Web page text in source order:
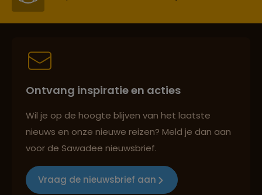
Reizen met oog voor mens, cultuur en milieu
Groepsreizen mét indivuele vrijheid
Ontvang inspiratie en acties
Wil je op de hoogte blijven van het laatste
nieuws en onze nieuwe reizen? Meld je dan aan
voor de Sawadee nieuwsbrief.
Vraag de nieuwsbrief aan